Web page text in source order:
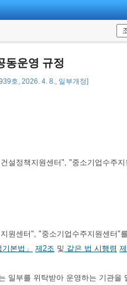
동운영 규정
호, 2026. 4. 8., 일부개정]
설정책지원센터", "중소기업수주
원센터", "중소기업수주지원센터"
기본법」 제2조 및 같은 법 시행령
일부를 위탁받아 운영하는 기관을